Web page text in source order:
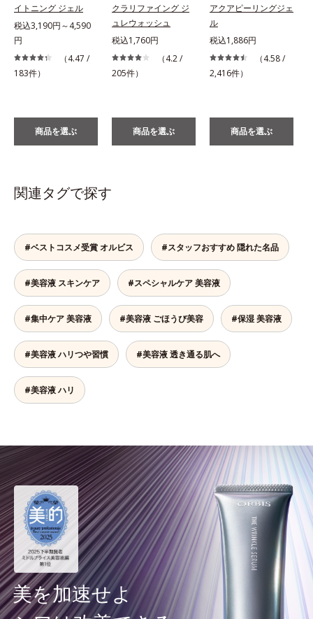
イトニング ジェル
税込3,190円～4,590
円
（4.47 /
183件）
商品を選ぶ
クラリファイング ジ
ュレウォッシュ
税込1,760円
（4.2 /
205件）
商品を選ぶ
アクアピーリングジェ
ル
税込1,886円
（4.58 /
2,416件）
商品を選ぶ
関連タグで探す
#ベストコスメ受賞 オルビス #スタッフおすすめ 隠れた名品
#美容液 スキンケア #スペシャルケア 美容液
#集中ケア 美容液 #美容液 ごほうび美容 #保湿 美容液
#美容液 ハリつや習慣 #美容液 透き通る肌へ
#美容液 ハリ
美を加速せよ